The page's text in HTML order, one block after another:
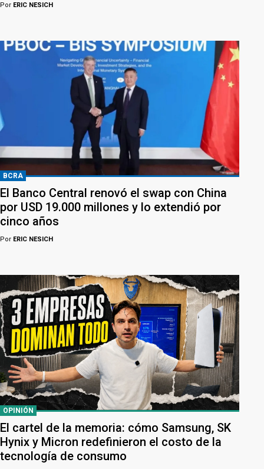
Por ERIC NESICH
BCRA
El Banco Central renovó el swap con China
por USD 19.000 millones y lo extendió por
cinco años
Por ERIC NESICH
OPINIÓN
El cartel de la memoria: cómo Samsung, SK
Hynix y Micron redefinieron el costo de la
tecnología de consumo